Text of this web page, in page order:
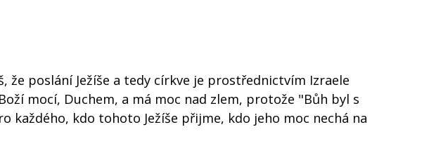
že poslání Ježíše a tedy církve je prostřednictvím Izraele
mocí, Duchem, a má moc nad zlem, protože "Bůh byl s
každého, kdo tohoto Ježíše přijme, kdo jeho moc nechá na